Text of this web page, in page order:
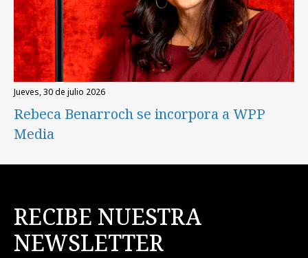
jueves, 30 de julio 2026
Rebeca Benarroch se incorpora a WPP
Media
RECIBE NUESTRA
NEWSLETTER